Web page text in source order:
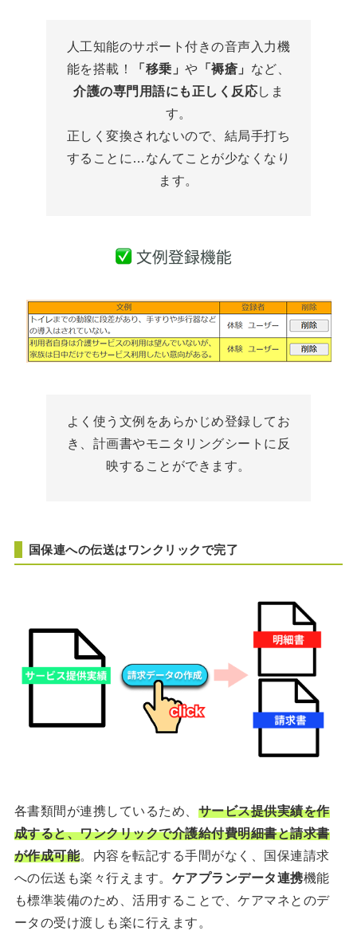
人工知能のサポート付きの音声入力機
能を搭載！
「移乗」や 「褥瘡」 など、
介護の専門用語にも正しく反応しま
す。
正しく変換されないので、結局手打ち
することに…なんてことが少なくなり
ます。
よく使う文例をあらかじめ登録してお
き、計画書やモニタリングシートに反
映することができます。
国保連への伝送はワンクリックで完了
各書類間が連携しているため、 サービス提供実績を作
成すると、ワンクリックで介護給付費明細書と請求書
が作成可能。内容を転記する手間がなく、国保連請求
への伝送も楽々行えます。 ケアプランデータ連携機能
も標準装備のため、活用することで、ケアマネとのデ
ータの受け渡しも楽に行えます。